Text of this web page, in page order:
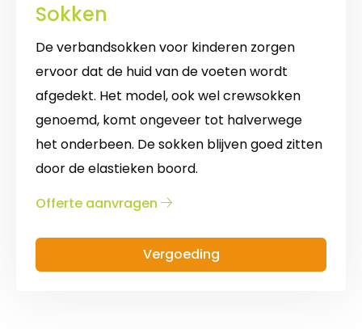
Sokken
De verbandsokken voor kinderen zorgen
ervoor dat de huid van de voeten wordt
afgedekt. Het model, ook wel crewsokken
genoemd, komt ongeveer tot halverwege
het onderbeen. De sokken blijven goed zitten
door de elastieken boord.
Offerte aanvragen over
Vergoeding